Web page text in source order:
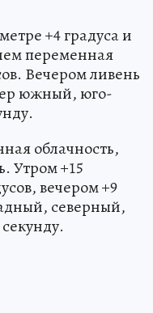
+4 градуса и
переменная
Вечером ливень
южный, юго-
облачность,
Утром +15
вечером +9
северный,